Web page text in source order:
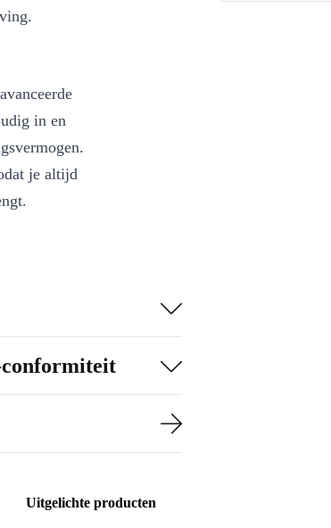
in en
je altijd
je
Uitgelichte producten